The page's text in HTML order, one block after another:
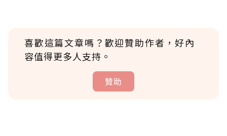
喜歡這篇文章嗎？歡迎贊助作者，好內
容值得更多人支持。
贊助